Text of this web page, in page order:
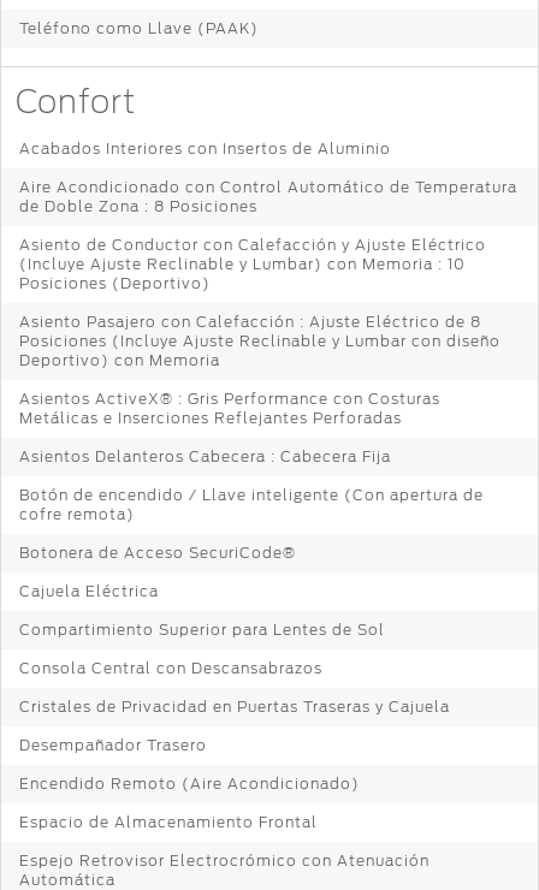
Teléfono como Llave (PAAK)
Confort
Acabados Interiores con Insertos de Aluminio
Aire Acondicionado con Control Automático de Temperatura
de Doble Zona : 8 Posiciones
Asiento de Conductor con Calefacción y Ajuste Eléctrico
(Incluye Ajuste Reclinable y Lumbar) con Memoria : 10
Posiciones (Deportivo)
Asiento Pasajero con Calefacción : Ajuste Eléctrico de 8
Posiciones (Incluye Ajuste Reclinable y Lumbar con diseño
Deportivo) con Memoria
Asientos ActiveX® : Gris Performance con Costuras
Metálicas e Inserciones Reflejantes Perforadas
Asientos Delanteros Cabecera : Cabecera Fija
Botón de encendido / Llave inteligente (Con apertura de
cofre remota)
Botonera de Acceso SecuriCode®
Cajuela Eléctrica
Compartimiento Superior para Lentes de Sol
Consola Central con Descansabrazos
Cristales de Privacidad en Puertas Traseras y Cajuela
Desempañador Trasero
Encendido Remoto (Aire Acondicionado)
Espacio de Almacenamiento Frontal
Espejo Retrovisor Electrocrómico con Atenuación
Automática